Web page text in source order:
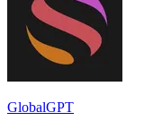
GlobalGPT